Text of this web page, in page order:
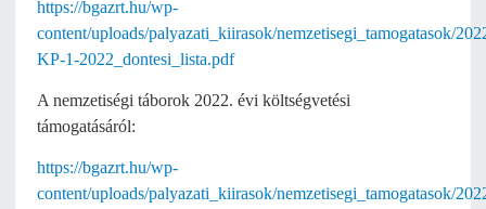
https://bgazrt.hu/wp-
content/uploads/palyazati_kiirasok/nemzetisegi_tamogatasok/
KP-1-2022_dontesi_lista.pdf
A nemzetiségi táborok 2022. évi költségvetési
támogatásáról:
https://bgazrt.hu/wp-
content/uploads/palyazati_kiirasok/nemzetisegi_tamogatasok/